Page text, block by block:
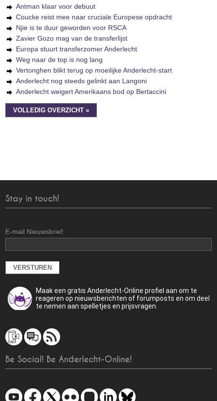
Antman klaar voor debuut
Coucke reist mee naar cruciale Europese opdracht
Njie is te duur geworden voor RSCA
Zavier Gozo mag van de transferlijst
Europa stuurt transferzomer Anderlecht
Weg naar de top is nog lang
Vertonghen blikt terug op moeilijke Anderlecht-start
Anderlecht nog steeds gelinkt aan Langoni
Anderlecht weigert Amerikaans bod op Bertaccini
VOLLEDIG OVERZICHT »
Stay in touch!
E-mail Nieuwsbrief:
Maak een gratis Anderlecht-Online profiel aan om te
reageren op nieuwsberichten of forumposts en om deel
te nemen aan spelletjes en prijsvragen.
Be Social! Be Anderlecht-Online!